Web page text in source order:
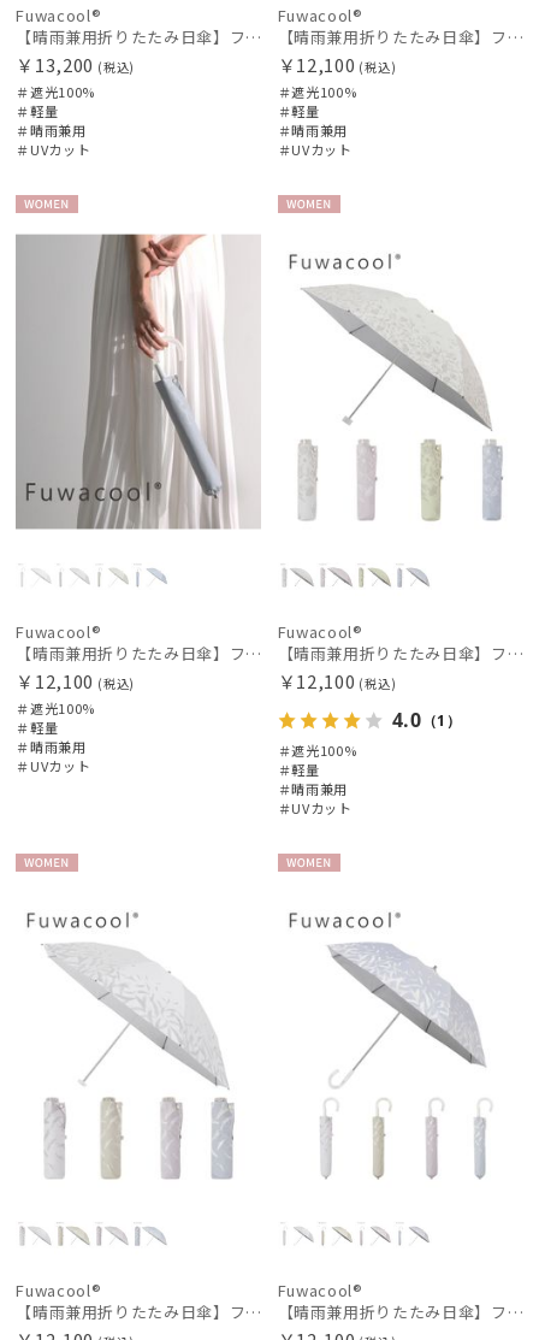
Fuwacool®
【晴雨兼用折りたたみ日傘】フワクール®ホワイト（Fuwacool® White）チューブスタイル 遮光100 UV100
￥13,200 (税込)
＃遮光100%
＃軽量
＃晴雨兼用
＃UVカット
Fuwacool®
【晴雨兼用折りたたみ日傘】フワクール®ホワイト（Fuwacool® White）ジオメタリックラメ 遮光100 UV100
￥12,100 (税込)
＃遮光100%
＃軽量
＃晴雨兼用
＃UVカット
Fuwacool®
【晴雨兼用折りたたみ日傘】フワクール®ホワイト（Fuwacool® White）ジオメタリックラメ 遮光100 UV100 ハンドル付き
￥12,100 (税込)
＃遮光100%
＃軽量
＃晴雨兼用
＃UVカット
N
Fuwacool®
【晴雨兼用折りたたみ日傘】フワクール®ホワイト（Fuwacool® White）ボタニカルグリッター 遮光100 UV100
￥12,100 (税込)
4.0 （1）
＃遮光100%
＃軽量
＃晴雨兼用
＃UVカット
N
Fuwacool®
【晴雨兼用折りたたみ日傘】フワクール®ホワイト（Fuwacool® White）スパークルブラッシュ 遮光100 UV100
N
Fuwacool®
【晴雨兼用折りたたみ日傘】フワクール®ホワイト（Fuwacool® White）スパークルブラッシュ 遮光100 UV100 ハンドル付き